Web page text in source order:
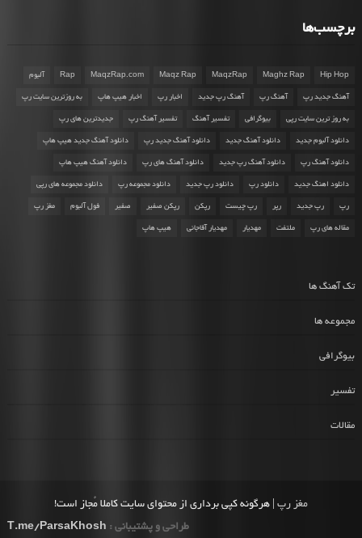
برچسب‌ها
Hip Hop
Maghz Rap
MaqzRap
Maqz Rap
MaqzRap.com
Rap آلبوم
آهنگ جدید رپ آهنگ رپ آهنگ رپ جدید اخبار رپ اخبار هیپ هاپ به روزترین سایت رپ
به روز ترین سایت رپی بیوگرافی تفسیر آهنگ تفسیر آهنگ رپ جدیدترین های رپ
دانلود آلبوم جدید دانلود آهنگ جدید دانلود آهنگ جدید رپ دانلود آهنگ جدید هیپ هاپ
دانلود آهنگ رپ دانلود آهنگ رپ جدید دانلود آهنگ های رپ دانلود آهنگ هیپ هاپ
دانلود اهنگ جدید دانلود رپ دانلود رپ جدید دانلود مجموعه رپ دانلود مجموعه های رپی
رپ رپ جدید رپر رپ چیست رپکن رپکن صفیر صفیر فول آلبوم مغز رپ
مقاله های رپ ملتفت مهدیار مهدیار آقاجانی هیپ هاپ
تک آهنگ ها
مجموعه ها
بیوگرافی
تفسیر
مقالات
مغز رپ | هرگونه کپی برداری از محتوای سایت کاملا مُجاز است!
طراحی و پشتیبانی : T.me/ParsaKhosh